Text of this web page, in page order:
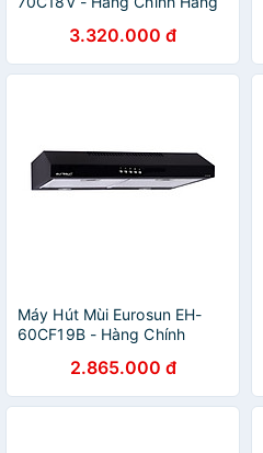
3.320.000 đ
Máy Hút Mùi Eurosun EH-
60CF19B - Hàng Chính
2.865.000 đ